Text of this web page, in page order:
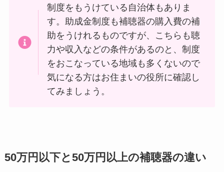
制度をもうけている自治体もありま
す。助成金制度も補聴器の購入費の補
助をうけれるものですが、こちらも聴
力や収入などの条件があるのと、制度
をおこなっている地域も多くないので
気になる方はお住まいの役所に確認し
てみましょう。
50万円以下と50万円以上の補聴器の違い